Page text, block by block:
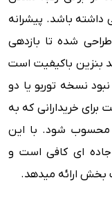
باشد. پیشرانه
اکتیو با نسبت تراکم بالا (۱۳.۰:۱) طراحی شده تا بازدهی
بنزین باکیفیت است
نسخه توربو یا دو
خریدارانی که به
محسوب شود. با این
جاده ای کافی است و
بخش ارائه میدهد.